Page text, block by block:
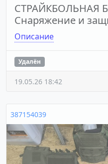
СТРАЙКБОЛЬНАЯ
Снаряжение и
Описание
Удалён
19.05.26 18:42
387154039